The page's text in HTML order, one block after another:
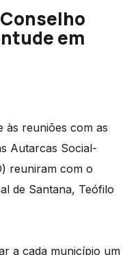
em
às reuniões com as
Autarcas Social-
reuniram com o
de Santana, Teófilo
a cada município um